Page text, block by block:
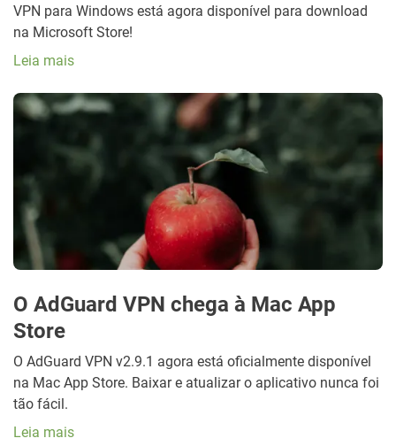
VPN para Windows está agora disponível para download
na Microsoft Store!
Leia mais
O AdGuard VPN chega à Mac App
Store
O AdGuard VPN v2.9.1 agora está oficialmente disponível
na Mac App Store. Baixar e atualizar o aplicativo nunca foi
tão fácil.
Leia mais